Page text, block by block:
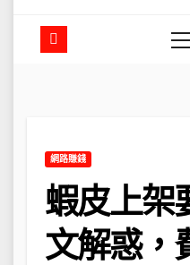
網路賺錢
蝦皮上架
文解惑，